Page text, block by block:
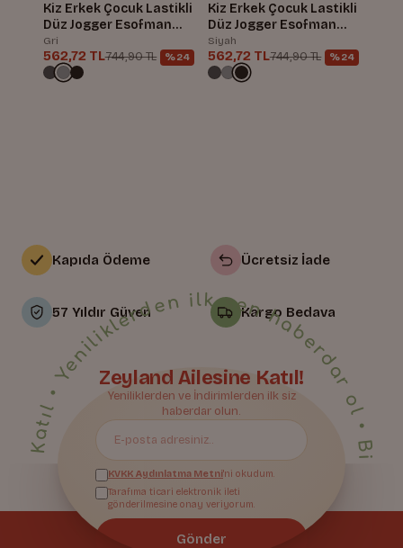
Kiz Erkek Çocuk Lastikli
Düz Jogger Esofman
Alti
Gri
562,72 TL744,90 TL %24
Kiz Erkek Çocuk Lastikli
Düz Jogger Esofman
Alti
Siyah
562,72 TL744,90 TL %24
Kapıda Ödeme
57 Yıldır Güven
Ücretsiz İade
Kargo Bedava
Bize Katıl• Yeniliklerden ilk sen haberdar ol • Bize Katıl • Yeniliklerden ilk sen haberdar ol • Bize Katıl • Yeniliklerden ilk sen haberdar ol • Bize Katıl • Yeniliklerden ilk sen haberdar ol • Bize Katıl • Yeniliklerden ilk sen haberdar ol • Bize Katıl • Yeniliklerden ilk sen haberdar ol • Bize Katıl • Yeniliklerden ilk sen haberdar ol • Bize Katıl • Yeniliklerden ilk sen haberdar ol • Bize Katıl • Yeniliklerden ilk sen haberdar ol • Bize Katıl • Yeniliklerden ilk sen haberdar ol • Bize Katıl • Yeniliklerden ilk sen haberdar ol • Bize Katıl • Yeniliklerden ilk sen haberdar ol • Bize Katıl • Yeniliklerden ilk sen haberdar ol • Bize Katıl • Yeniliklerden ilk sen haberdar ol • Bize Katıl • Yeniliklerden ilk sen haberdar ol • Bize Katıl • Yeniliklerden ilk sen haberdar ol • Bize Katıl • Yeniliklerden ilk sen haberdar ol • Bize Katıl • Yeniliklerden ilk sen haberdar ol • Bize Katıl • Yeniliklerden ilk sen haberdar ol •
Zeyland Ailesine Katıl!
Yeniliklerden ve İndirimlerden ilk siz
haberdar olun.
KVKK Aydınlatma Metni'ni okudum.
Tarafıma ticari elektronik ileti
gönderilmesine onay veriyorum.
Gönder